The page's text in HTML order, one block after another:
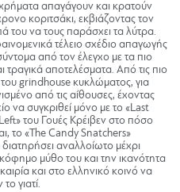
απαγάγουν και κρατούν
κοριτσάκι, εκβιάζοντας τον
του να τους παράσχει τα λύτρα.
τέλειο σχέδιο απαγωγής
από τον έλεγχο με τα πιο
τραγικά αποτελέσματα. Από τις πιο
του grindhouse κυκλώματος, για
από τις αίθουσες, έχοντας
να συγκριθεί μόνο με το «Last
του Γουές Κρέιβεν στο πόσο
το «The Candy Snatchers»
αναλλοίωτο μέχρι
μύθο του και την ικανότητα
και στο ελληνικό κοινό να
γιατί.